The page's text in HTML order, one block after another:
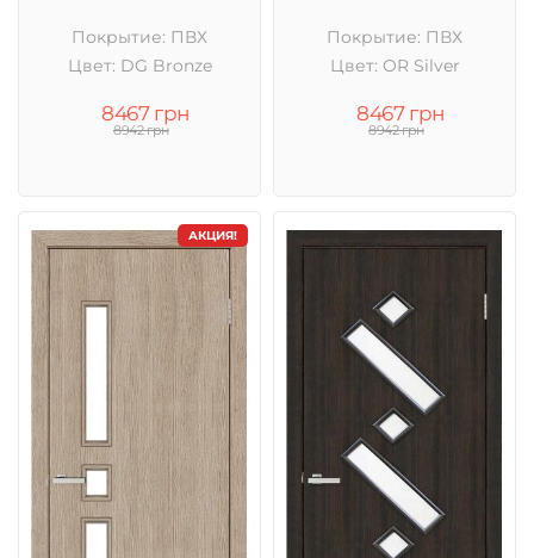
Покрытие: ПВХ
Цвет: DG Bronze
8467 грн
8942 грн
Покрытие: ПВХ
Цвет: OR Silver
8467 грн
8942 грн
АКЦИЯ!